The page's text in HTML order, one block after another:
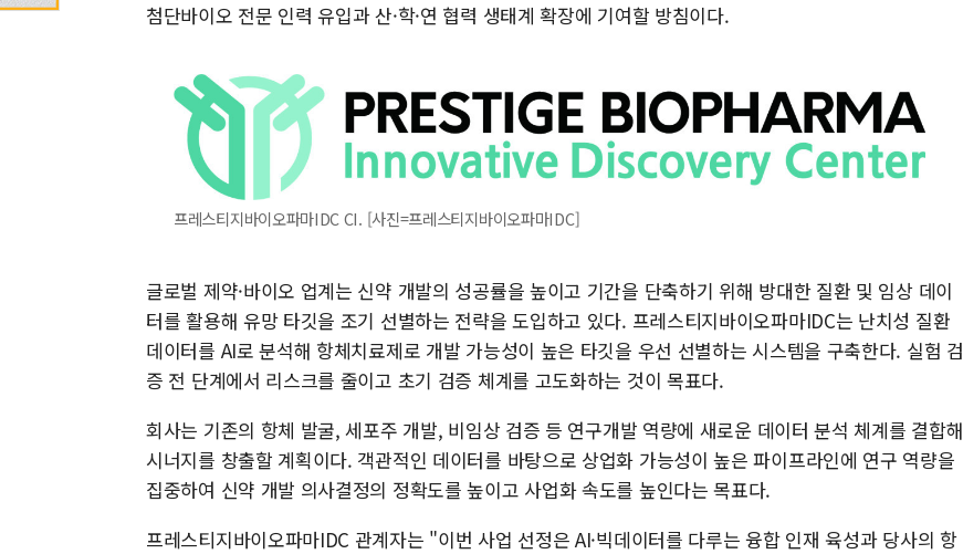
첨단바이오 전문 인력 유입과 산·학·연 협력 생태계 확장에 기여할 방침이다.
프레스티지바이오파마IDC CI. [사진=프레스티지바이오파마IDC]
글로벌 제약·바이오 업계는 신약 개발의 성공률을 높이고 기간을 단축하기 위해 방대한 질환 및 임상 데이
터를 활용해 유망 타깃을 조기 선별하는 전략을 도입하고 있다. 프레스티지바이오파마IDC는 난치성 질환
데이터를 AI로 분석해 항체치료제로 개발 가능성이 높은 타깃을 우선 선별하는 시스템을 구축한다. 실험 검
증 전 단계에서 리스크를 줄이고 초기 검증 체계를 고도화하는 것이 목표다.
회사는 기존의 항체 발굴, 세포주 개발, 비임상 검증 등 연구개발 역량에 새로운 데이터 분석 체계를 결합해
시너지를 창출할 계획이다. 객관적인 데이터를 바탕으로 상업화 가능성이 높은 파이프라인에 연구 역량을
집중하여 신약 개발 의사결정의 정확도를 높이고 사업화 속도를 높인다는 목표다.
프레스티지바이오파마IDC 관계자는 "이번 사업 선정은 AI·빅데이터를 다루는 융합 인재 육성과 당사의 항